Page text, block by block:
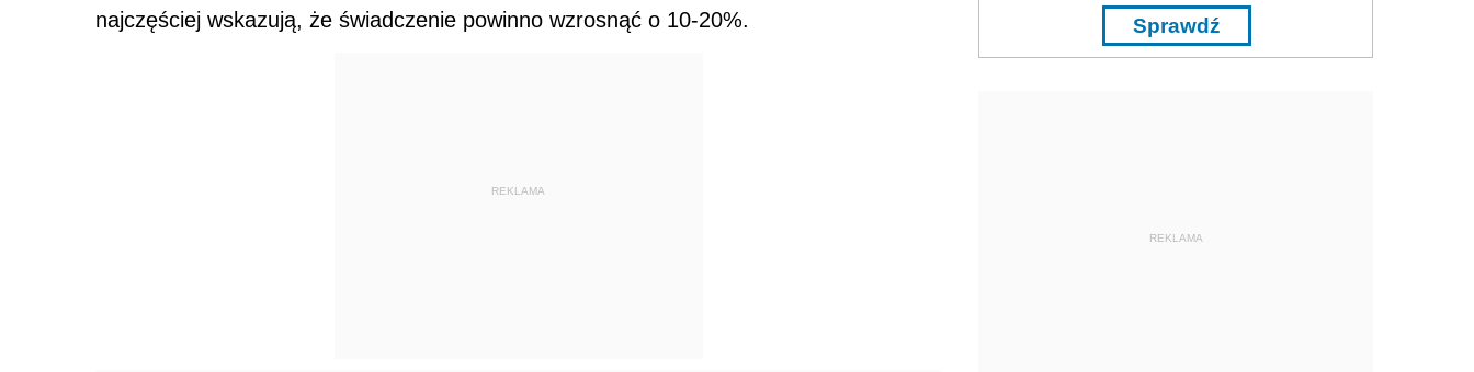
najczęściej wskazują, że świadczenie powinno wzrosnąć o 10-20%.
REKLAMA
Sprawdź
REKLAMA